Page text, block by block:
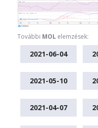
További MOL elemzések:
2021-06-04
2021-05-10
2021-04-07